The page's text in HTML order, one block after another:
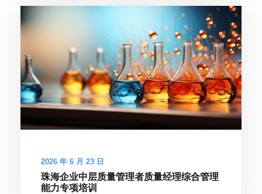
2026 年 6 月 23 日
珠海企业中层质量管理者质量经理综合管理
能力专项培训